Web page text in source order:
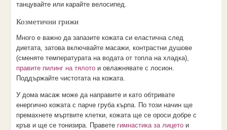
танцувайте или карайте велосипед.
Козметични грижи
Много е важно да запазите кожата си еластична след
диетата, затова включвайте масажи, контрастни душове
(сменяте температурата на водата от топла на хладка),
правите пилинг на тялотои овлажнявате с лосион.
Поддържайте чистотата на кожата.
У дома масаж може да направите и като обтривате
енергично кожата с парче груба кърпа. По този начин ще
премахнете мъртвите клетки, кожата ще се ороси добре с
кръв и ще се тонизира. Правете гимнастика за лицетои